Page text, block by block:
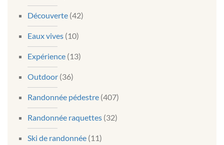
Découverte (42)
Eaux vives (10)
Expérience (13)
Outdoor (36)
Randonnée pédestre (407)
Randonnée raquettes (32)
Ski de randonnée (11)